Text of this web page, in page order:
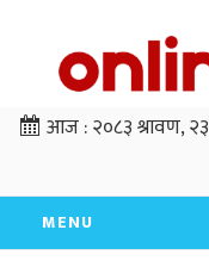
आज :२०८३ श्रावण, २३
MENU